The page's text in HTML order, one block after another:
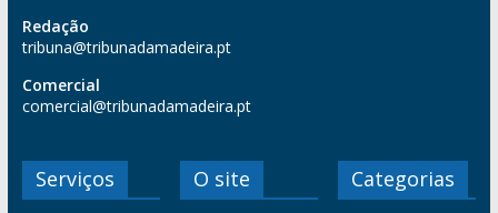
Redação
tribuna@tribunadamadeira.pt
Comercial
comercial@tribunadamadeira.pt
Serviços O site Categorias